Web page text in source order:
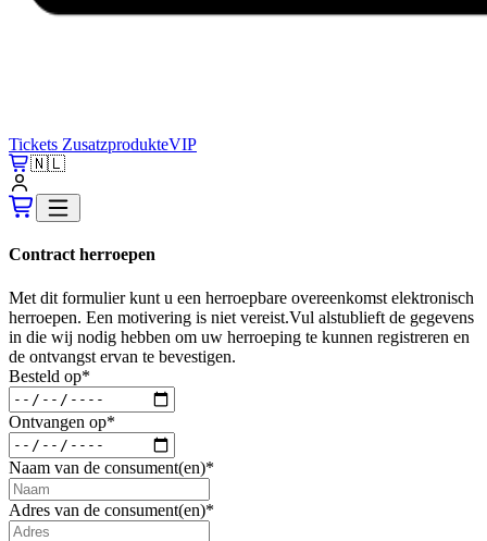
Tickets ZusatzprodukteVIP
🇳🇱
Contract herroepen
Met dit formulier kunt u een herroepbare overeenkomst elektronisch
herroepen. Een motivering is niet vereist.Vul alstublieft de gegevens
in die wij nodig hebben om uw herroeping te kunnen registreren en
de ontvangst ervan te bevestigen.
Besteld op*
Ontvangen op*
Naam van de consument(en)*
Adres van de consument(en)*